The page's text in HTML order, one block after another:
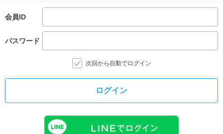
会員ID
パスワード
次回から自動でログイン
ログイン